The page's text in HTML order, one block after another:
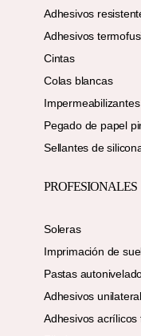
Adhesivos
Adhesivos
Cintas
Colas blancas
Impermeabilizantes
Pegado de papel
Sellantes de
PROFESIONALES
Soleras
Imprimación de
Pastas
Adhesivos
Adhesivos